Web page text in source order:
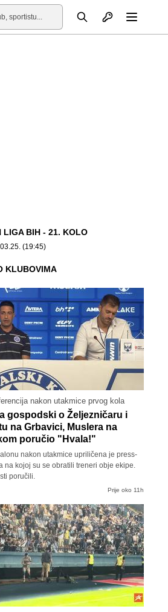
Otvori profil
LIGA BIH - 21. KOLO
(19:45)
KLUBOVIMA
nakon utakmice prvog kola
gospodski o Željezničaru i
na Grbavici, Muslera na
poručio "Hvala!"
nakon utakmice upriličena je press-
na kojoj su se obratili treneri obje ekipe.
poručili.
Prije oko 11h